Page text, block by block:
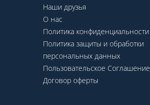
Наши друзья
О нас
Политика конфиденциальности
Политика защиты и обработки
персональных данных
Пользовательское Соглашение
Договор оферты